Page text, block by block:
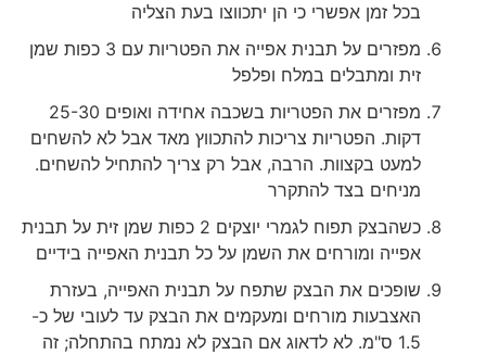
בכל זמן אפשרי כי הן יתכווצו בעת הצליה
מפזרים על תבנית אפייה את הפטריות עם 3 כפות שמן
זית ומתבלים במלח ופלפל
מפזרים את הפטריות בשכבה אחידה ואופים 25-30
דקות. הפטריות צריכות להתכווץ מאד אבל לא להשחים
למעט בקצוות. הרבה, אבל רק צריך להתחיל להשחים.
מניחים בצד להתקרר
כשהבצק תפוח לגמרי יוצקים 2 כפות שמן זית על תבנית
אפייה ומורחים את השמן על כל תבנית האפייה בידיים
שופכים את הבצק שתפח על תבנית האפייה, בעזרת
האצבעות מורחים ומעקמים את הבצק עד לעובי של כ-
1.5 ס"מ. לא לדאוג אם הבצק לא נמתח בהתחלה; זה